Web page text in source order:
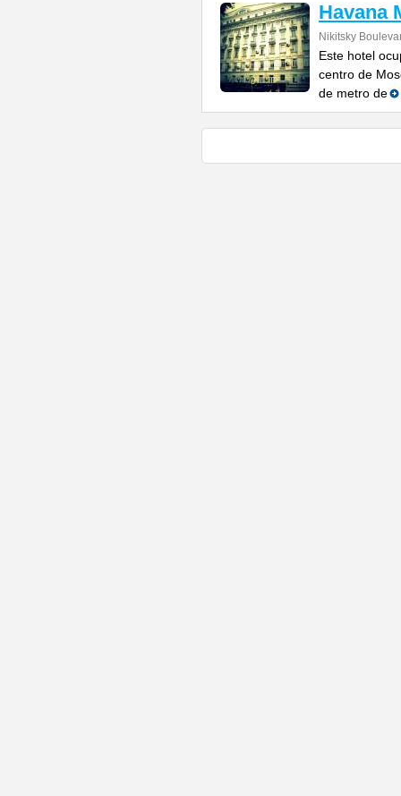
Havana
Nikitsky
Este hotel
centro de
de metro de